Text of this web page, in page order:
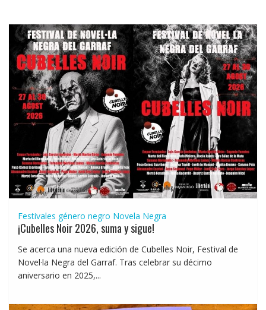
Festivales género negro Novela Negra
¡Cubelles Noir 2026, suma y sigue!
Se acerca una nueva edición de Cubelles Noir, Festival de
Novel·la Negra del Garraf. Tras celebrar su décimo
aniversario en 2025,...